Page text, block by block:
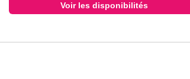
Voir les disponibilités